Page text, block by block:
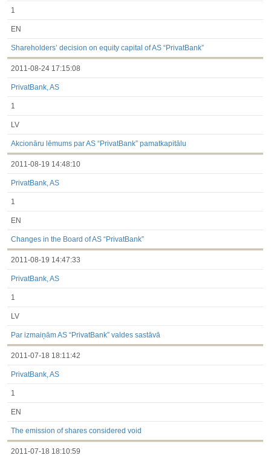
1
EN
Shareholders’ decision on equity capital of AS “PrivatBank”
2011-08-24 17:15:08
PrivatBank, AS
1
LV
Akcionāru lēmums par AS “PrivatBank” pamatkapitālu
2011-08-19 14:48:10
PrivatBank, AS
1
EN
Changes in the Board of AS “PrivatBank”
2011-08-19 14:47:33
PrivatBank, AS
1
LV
Par izmaiņām AS “PrivatBank” valdes sastāvā
2011-07-18 18:11:42
PrivatBank, AS
1
EN
The emission of shares considered void
2011-07-18 18:10:59